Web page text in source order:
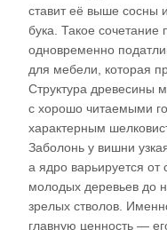
ставит её выше сосны
бука. Такое сочетание
одновременно
для мебели, которая
Структура древесины
с хорошо читаемыми
характерным
Заболонь у вишни
а ядро варьируется от
молодых деревьев до
зрелых стволов.
главную ценность —